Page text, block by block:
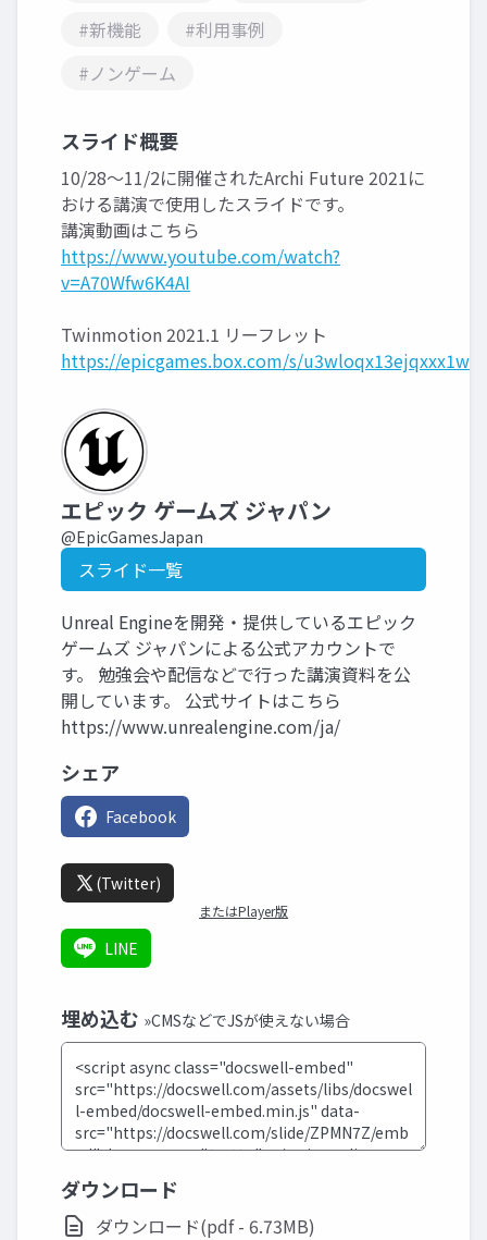
#新機能
#利用事例
#ノンゲーム
スライド概要
10/28〜11/2に開催されたArchi Future 2021に
おける講演で使用したスライドです。
講演動画はこちら
https://www.youtube.com/watch?
v=A70Wfw6K4AI
Twinmotion 2021.1 リーフレット
https://epicgames.box.com/s/
エピック ゲームズ ジャパン
@EpicGamesJapan
スライド一覧
Unreal Engineを開発・提供しているエピック
ゲームズ ジャパンによる公式アカウントで
す。 勉強会や配信などで行った講演資料を公
開しています。 公式サイトはこちら
https://www.unrealengine.com/ja/
シェア
Facebook
(Twitter)
またはPlayer版
LINE
埋め込む »CMSなどでJSが使えない場合
ダウンロード
ダウンロード(pdf - 6.73MB)